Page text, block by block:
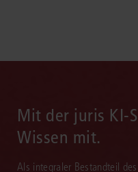
Mit der juris KI-
Wissen mit.
Als integraler Bestandteil